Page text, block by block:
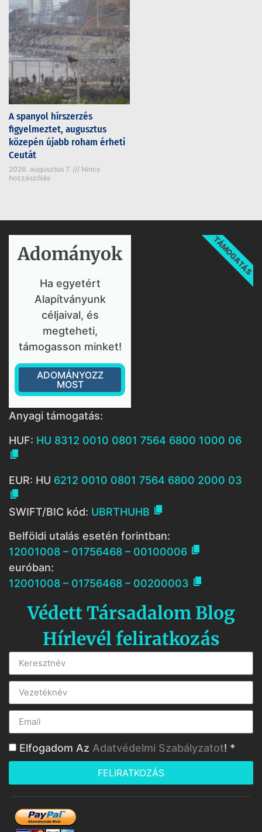
A spanyol hírszerzés
figyelmeztet, augusztus
közepén újabb roham érheti
Ceutát
2026. augusztus 7.
Nincs
hozzászólás
Adományok​
Ha egyetért
Alapítványunk
céljaival, és
megteheti,
támogasson minket!
ADOMÁNYOZZ
MOST
TÁMOGATÁS
Anyagi támogatás:
HUF: HU 8312 0010 0801 7564 6800 1000 06

EUR: HU 6212 0010 0801 7564 6800 2000 03

SWIFT/BIC kód: UBRTHUHB 
Belföldi utalás esetén forintban:
12001008 – 01756468 – 00100006 
euróban:
12001008 – 01756468 – 00200003 
Védett Társadalom Blog
Hírlevél feliratkozás
Elfogadom Az Adatvédelmi Szabályzatot! *
FELIRATKOZÁS